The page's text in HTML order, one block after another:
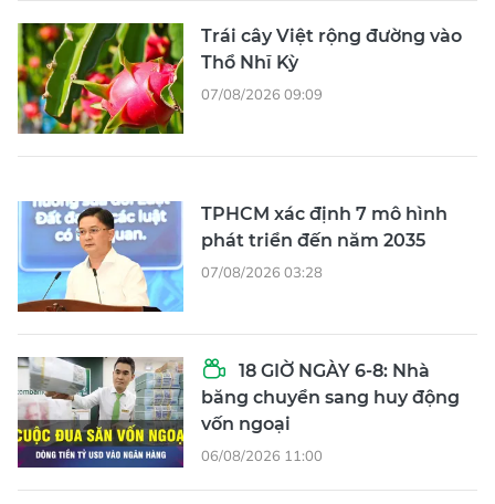
Trái cây Việt rộng đường vào
Thổ Nhĩ Kỳ
07/08/2026 09:09
TPHCM xác định 7 mô hình
phát triển đến năm 2035
07/08/2026 03:28
18 GIỜ NGÀY 6-8: Nhà
băng chuyển sang huy động
vốn ngoại
06/08/2026 11:00